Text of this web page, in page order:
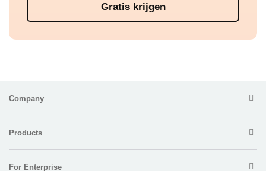
Gratis krijgen
Company
Products
For Enterprise